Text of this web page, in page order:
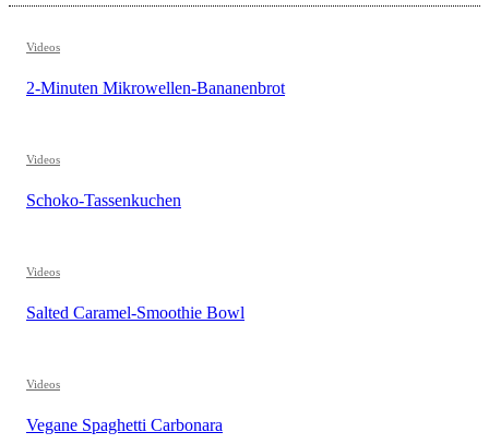
Videos
2-Minuten Mikrowellen-Bananenbrot
Videos
Schoko-Tassenkuchen
Videos
Salted Caramel-Smoothie Bowl
Videos
Vegane Spaghetti Carbonara